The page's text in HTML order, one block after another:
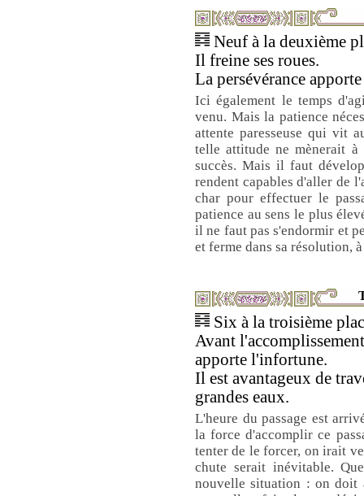
Neuf à la deuxième
Il freine ses roues.
La persévérance
Ici également le temps
venu. Mais la patience
attente paresseuse qui vit
telle attitude ne mènerait
succès. Mais il faut
rendent capables d'aller de
char pour effectuer le
patience au sens le plus
il ne faut pas s'endormir et
et ferme dans sa résolution,
Six à la troisième
Avant
apporte l'infortune.
Il est avantageux de
grandes eaux.
L'heure du passage est
la force d'accomplir ce
tenter de le forcer, on irait
chute serait inévitable.
nouvelle situation : on doit